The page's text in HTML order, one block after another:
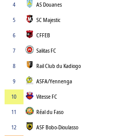
4
AS Douanes
5
SC Majestic
6
CFFEB
7
Salitas FC
8
Rail Club du Kadiogo
9
ASFA/Yennenga
10
Vitesse FC
11
Réal du Faso
12
ASF Bobo-Dioulasso